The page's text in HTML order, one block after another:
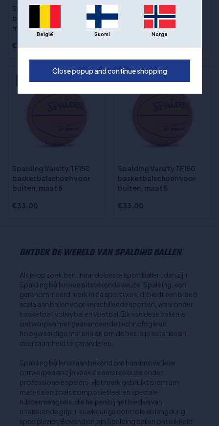
Spalding Layup TF50
basketbal voor buiten,
maat 7
€20,00
basketbalschoen voor
buiten, maat 7
NYHED
Spalding Varsity TF150
basketbalschoen voor
buiten, maat 6
€33,00
NYHED
Spalding Varsity TF150
basketbalschoen voor
buiten, maat 5
€33,00
ONTDEK DE WERELD VAN SPALDING BALLEN
Als je op zoek bent naar de beste sportballen, dan zijn
Spalding ballen een uitstekende keuze. Spalding, een
gerenommeerd merk in de sportwereld, biedt een breed
scala aan ballen voor verschillende sporten, waaronder
basketbal, volleybal en voetbal. Elk van deze ballen is
ontworpen met geavanceerde technologie en
hoogwaardige materialen om de beste prestaties en
duurzaamheid te garanderen.
Spalding ballen staan bekend om hun innovatieve
ontwerpen en zijn vaak de eerste keuze onder
professionele spelers. Het merk gebruikt premium
materialen zoals composiet leer en speciale
rubbermengsels, die helpen bij het bieden van
uitstekende grip, nauwkeurige controle en langdurig
speelplezier. Bovendien zijn Spalding ballen ontwikkeld
België Suomi Norge
Close popup and continue shopping